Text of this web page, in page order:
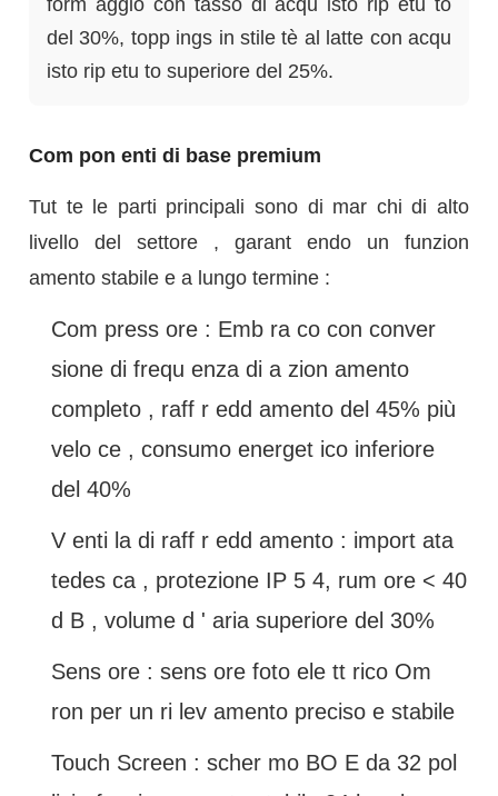
del 30%, topp ings in stile tè al latte con acqu
isto rip etu to superiore del 25%.
Com pon enti di base premium
Tut te le parti principali sono di mar chi di alto
livello del settore , garant endo un funzion
amento stabile e a lungo termine :
Com press ore : Emb ra co con conver
sione di frequ enza di a zion amento
completo , raff r edd amento del 45% più
velo ce , consumo energet ico inferiore
del 40%
V enti la di raff r edd amento : import ata
tedes ca , protezione IP 5 4, rum ore < 40
d B , volume d ' aria superiore del 30%
Sens ore : sens ore foto ele tt rico Om
ron per un ri lev amento preciso e stabile
Touch Screen : scher mo BO E da 32 pol